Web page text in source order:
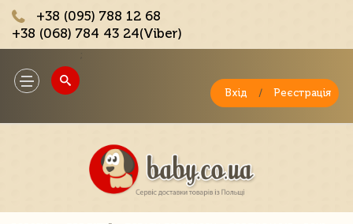
+38 (095) 788 12 68
+38 (068) 784 43 24(Viber)
Toggle
navigation
Вхід / Реєстрація